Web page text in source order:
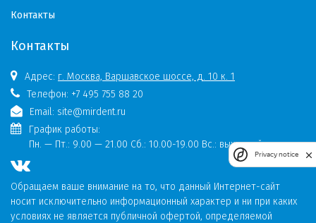
Контакты
Контакты
Адрес: г. Москва, Варшавское шоссе, д. 10 к. 1
Телефон: +7 495 755 88 20
Email: site@mirdent.ru
График работы:
Пн. — Пт.: 9.00 — 21.00 Сб.: 10.00-19.00 Вс.: выходной
Обращаем ваше внимание на то, что данный Интернет-сайт
носит исключительно информационный характер и ни при каких
условиях не является публичной офертой, определяемой
Privacy notice